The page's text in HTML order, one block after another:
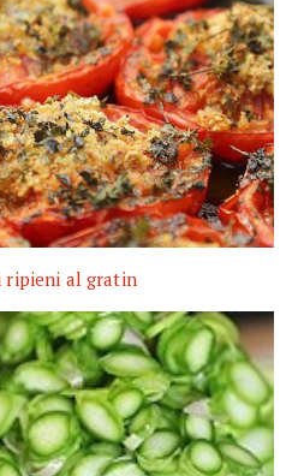
ripieni al gratin